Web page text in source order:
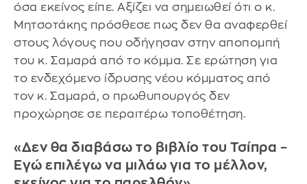
όσα εκείνος είπε. Αξίζει να σημειωθεί ότι ο κ.
Μητσοτάκης πρόσθεσε πως δεν θα αναφερθεί
στους λόγους που οδήγησαν στην αποπομπή
του κ. Σαμαρά από το κόμμα. Σε ερώτηση για
το ενδεχόμενο ίδρυσης νέου κόμματος από
τον κ. Σαμαρά, ο πρωθυπουργός δεν
προχώρησε σε περαιτέρω τοποθέτηση.
«Δεν θα διαβάσω το βιβλίο του Τσίπρα –
Εγώ επιλέγω να μιλάω για το μέλλον,